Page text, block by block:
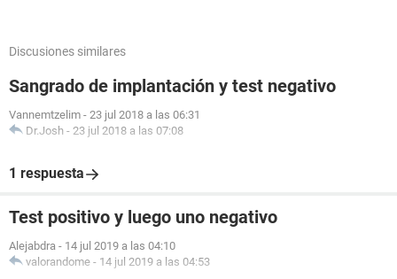
Discusiones similares
Sangrado de implantación y test negativo
Vannemtzelim - 23 jul 2018 a las 06:31
Dr.Josh - 23 jul 2018 a las 07:08
1 respuesta
Test positivo y luego uno negativo
Alejabdra - 14 jul 2019 a las 04:10
valorandome - 14 jul 2019 a las 04:53